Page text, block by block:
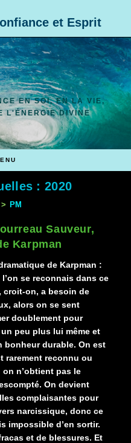
et Esprit
EN SOI, EN LA VIE,
L'ÉNERGIE DIVINE
: 2020
> PM
Sauveur,
Karpman
de Karpman :
se reconnais dans ce
croit-on, a besoin de
alors on se sent
doublement pour
peu plus lui même et
bonheur durable. On est
rarement reconnu ou
n’obtient pas le
On devient
complaisantes pour
narcissique, donc ce
impossible d’en sortir.
et de blessures. Et